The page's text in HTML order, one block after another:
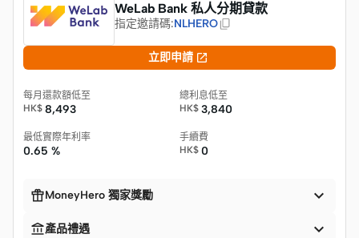
WeLab Bank 私人分期貸款
指定邀請碼:NLHERO
立即申請 
每月還款額低至
HK$ 8,493
總利息低至
HK$ 3,840
最低實際年利率
0.65 %
手續費
HK$ 0
MoneyHero 獨家獎勵 
產品禮遇 